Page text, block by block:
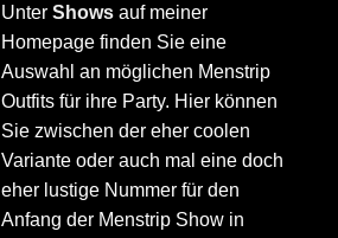
UnterShows auf meiner
Homepage finden Sie eine
Auswahl an möglichen Menstrip
Outfits für ihre Party. Hier können
Sie zwischen der eher coolen
Variante oder auch mal eine doch
eher lustige Nummer für den
Anfang der Menstrip Show in